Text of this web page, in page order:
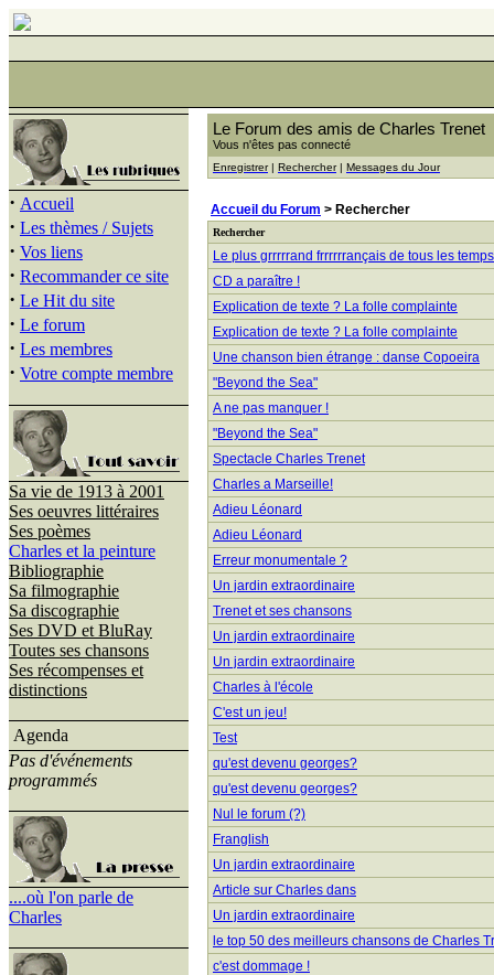
· Accueil
· Les thèmes / Sujets
· Vos liens
· Recommander ce site
· Le Hit du site
· Le forum
· Les membres
· Votre compte membre
Sa vie de 1913 à 2001
Ses oeuvres littéraires
Ses poèmes
Charles et la peinture
Bibliographie
Sa filmographie
Sa discographie
Ses DVD et BluRay
Toutes ses chansons
Ses récompenses et
distinctions
Agenda
Pas d'événements
programmés
....où l'on parle de
Charles
Le Forum des amis de Charles Trenet
Vous n'êtes pas connecté
Enregistrer| Rechercher| Messages du Jour
Accueil du Forum > Rechercher
Rechercher
Le plus grrrrrand frrrrrrançais de tous les temps
CD a paraître !
Explication de texte ? La folle complainte
Explication de texte ? La folle complainte
Une chanson bien étrange : danse Copoeira
"Beyond the Sea"
A ne pas manquer !
"Beyond the Sea"
Spectacle Charles Trenet
Charles a Marseille!
Adieu Léonard
Adieu Léonard
Erreur monumentale ?
Un jardin extraordinaire
Trenet et ses chansons
Un jardin extraordinaire
Un jardin extraordinaire
Charles à l'école
C'est un jeu!
Test
qu'est devenu georges?
qu'est devenu georges?
Nul le forum (?)
Franglish
Un jardin extraordinaire
Article sur Charles dans
Un jardin extraordinaire
le top 50 des meilleurs chansons de Charles
c'est dommage !